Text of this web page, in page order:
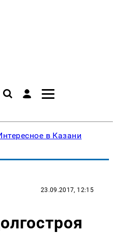
в Казани
23.09.2017, 12:15